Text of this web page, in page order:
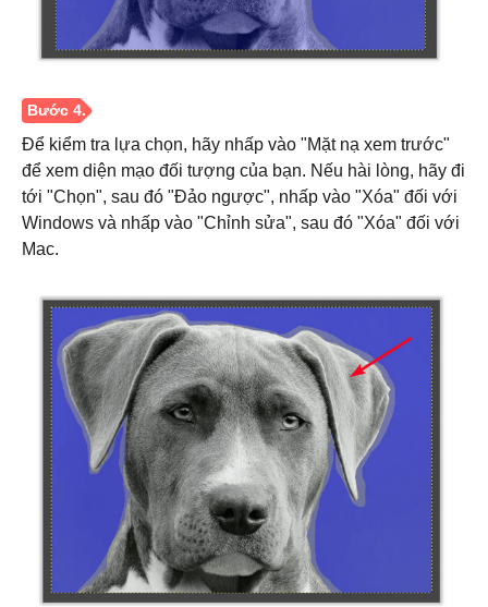
Bước 2.
Bước 3.
Để kiểm tra lựa chọn, hãy nhấp vào "Mặt nạ xem trước"
để xem diện mạo đối tượng của bạn. Nếu hài lòng, hãy đi
tới "Chọn", sau đó "Đảo ngược", nhấp vào "Xóa" đối với
Windows và nhấp vào "Chỉnh sửa", sau đó "Xóa" đối với
Mac.